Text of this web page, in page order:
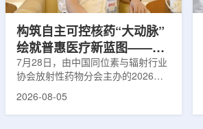
学能够直接在量子计算框架中表示和
构筑自主可控核药“大动脉”
绘就普惠医疗新蓝图——专
访中国同辐总工程师、中核
集团首席科学家刘蕴韬
7月28日，由中国同位素与辐射行业
协会放射性药物分会主办的2026年
放射性药物创新发展大会在山西省太
2026-08-05